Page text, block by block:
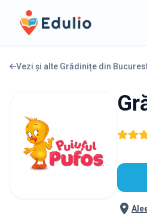
Edulio
Vezi și alte Grădinițe din